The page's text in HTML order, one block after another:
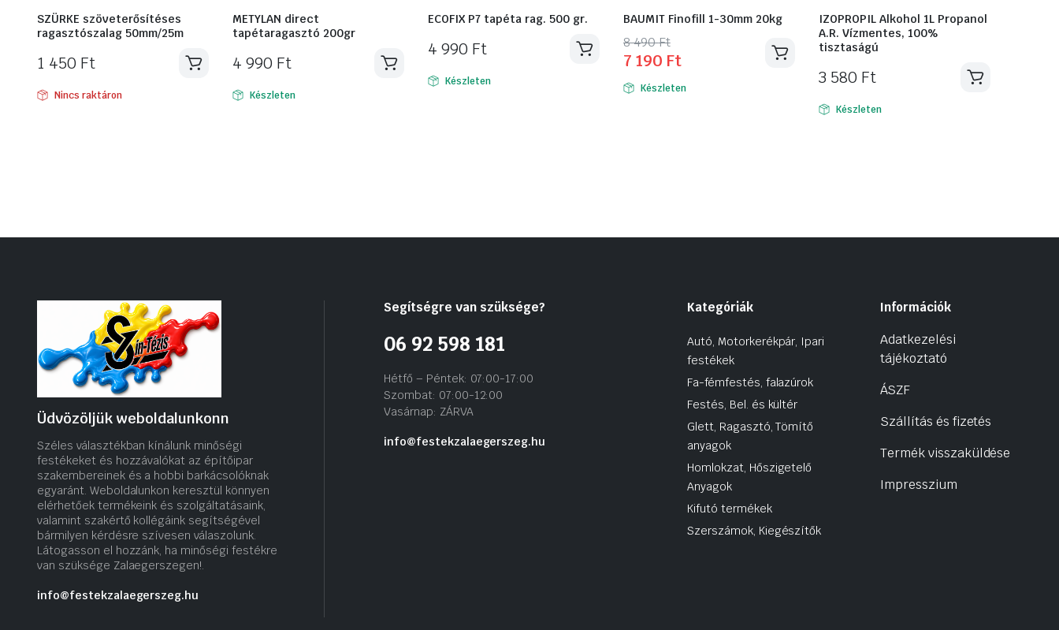
SZÜRKE szöveterősítéses
ragasztószalag 50mm/25m
1 450 Ft
Nincs raktáron
METYLAN direct
tapétaragasztó 200gr
4 990 Ft
Készleten
ECOFIX P7 tapéta rag. 500 gr.
4 990 Ft
Készleten
BAUMIT Finofill 1-30mm 20kg
8 490Ft
Original
price
was:
7 190 Ft
Current
price
is: Készleten
IZOPROPIL Alkohol 1L Propanol
A.R. Vízmentes, 100%
tisztaságú
3 580 Ft
Készleten
Üdvözöljük weboldalunkonn
Széles választékban kínálunk minőségi
festékeket és hozzávalókat az építőipar
szakembereinek és a hobbi barkácsolóknak
egyaránt. Weboldalunkon keresztül könnyen
elérhetőek termékeink és szolgáltatásaink,
valamint szakértő kollégáink segítségével
bármilyen kérdésre szívesen válaszolunk.
Látogasson el hozzánk, ha minőségi festékre
van szüksége Zalaegerszegen!.
info@festekzalaegerszeg.hu
Segítségre van szüksége?
06 92 598 181
Hétfő – Péntek: 07:00-17:00
Szombat: 07:00-12:00
Vasárnap: ZÁRVA
info@festekzalaegerszeg.hu
Kategóriák
Autó, Motorkerékpár, Ipari
festékek
Fa-fémfestés, falazúrok
Festés, Bel. és kültér
Glett, Ragasztó, Tömítő
anyagok
Homlokzat, Hőszigetelő
Anyagok
Kifutó termékek
Szerszámok, Kiegészítők
Információk
Adatkezelési
tájékoztató
ÁSZF
Szállítás és fizetés
Termék visszaküldése
Impresszium